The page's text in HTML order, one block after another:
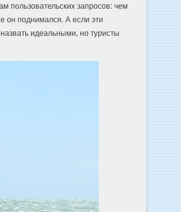
пользовательских запросов: чем
он поднимался. А если эти
идеальными, но туристы